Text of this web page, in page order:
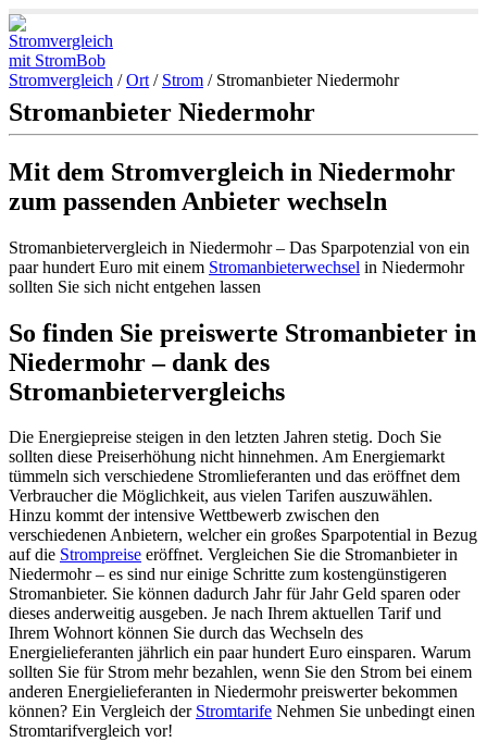
Stromvergleich /Ort / Strom / Stromanbieter Niedermohr
Stromanbieter Niedermohr
Mit dem Stromvergleich in Niedermohr
zum passenden Anbieter wechseln
Stromanbietervergleich in Niedermohr – Das Sparpotenzial von ein
paar hundert Euro mit einem Stromanbieterwechsel in Niedermohr
sollten Sie sich nicht entgehen lassen
So finden Sie preiswerte Stromanbieter in
Niedermohr – dank des
Stromanbietervergleichs
Die Energiepreise steigen in den letzten Jahren stetig. Doch Sie
sollten diese Preiserhöhung nicht hinnehmen. Am Energiemarkt
tümmeln sich verschiedene Stromlieferanten und das eröffnet dem
Verbraucher die Möglichkeit, aus vielen Tarifen auszuwählen.
Hinzu kommt der intensive Wettbewerb zwischen den
verschiedenen Anbietern, welcher ein großes Sparpotential in Bezug
auf die Strompreise eröffnet. Vergleichen Sie die Stromanbieter in
Niedermohr – es sind nur einige Schritte zum kostengünstigeren
Stromanbieter. Sie können dadurch Jahr für Jahr Geld sparen oder
dieses anderweitig ausgeben. Je nach Ihrem aktuellen Tarif und
Ihrem Wohnort können Sie durch das Wechseln des
Energielieferanten jährlich ein paar hundert Euro einsparen. Warum
sollten Sie für Strom mehr bezahlen, wenn Sie den Strom bei einem
anderen Energielieferanten in Niedermohr preiswerter bekommen
können? Ein Vergleich der Stromtarife Nehmen Sie unbedingt einen
Stromtarifvergleich vor!